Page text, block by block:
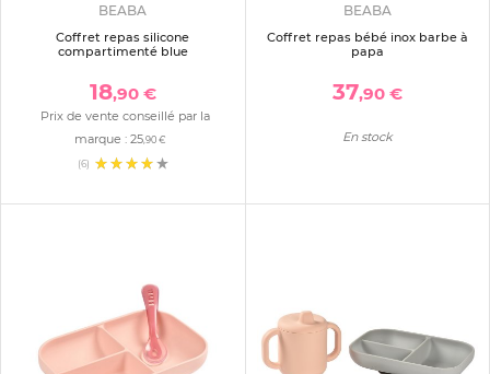
BEABA
Coffret repas silicone
compartimenté blue
18,90 €
Prix de vente conseillé par la
marque :25,90 €
(6)
BEABA
Coffret repas bébé inox barbe à
papa
37,90 €
En stock